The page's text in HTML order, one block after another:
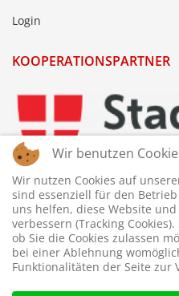
Login
KOOPERATIONSPARTNER
Wir benutzen
Wir nutzen Cookies auf
sind essenziell für den
uns helfen, diese Website
verbessern (Tracking
ob Sie die Cookies zulassen
bei einer Ablehnung
Funktionalitäten der Seite zur